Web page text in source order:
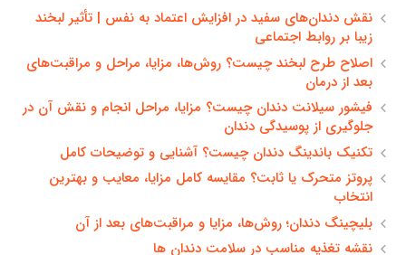
نقش دندان‌های سفید در افزایش اعتماد به نفس | تأثیر لبخند
زیبا بر روابط اجتماعی
اصلاح طرح لبخند چیست؟ روش‌ها، مزایا، مراحل و مراقبت‌های
بعد از درمان
فیشور سیلانت دندان چیست؟ مزایا، مراحل انجام و نقش آن در
جلوگیری از پوسیدگی دندان
تکنیک باندینگ دندان چیست؟ آشنایی و توضیحات کامل
پروتز متحرک یا ثابت؟ مقایسه کامل مزایا، معایب و بهترین
انتخاب
بلیچینگ دندان؛ روش‌ها، مزایا و مراقبت‌های بعد از آن
نقشه تغذیه مناسب در سلامت دندان ها